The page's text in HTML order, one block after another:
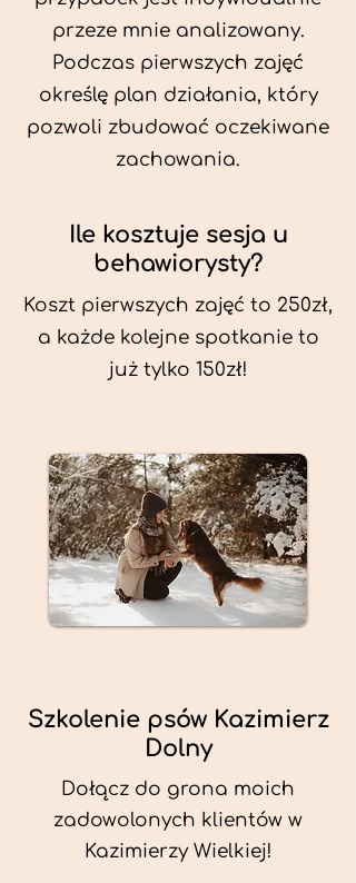
przeze mnie analizowany.
Podczas pierwszych zajęć
określę plan działania, który
pozwoli zbudować oczekiwane
zachowania.
Ile kosztuje sesja u
behawiorysty?
Koszt pierwszych zajęć to 250zł,
a każde kolejne spotkanie to
już tylko 150zł!
Szkolenie psów Kazimierz
Dolny
Dołącz do grona moich
zadowolonych klientów w
Kazimierzy Wielkiej!